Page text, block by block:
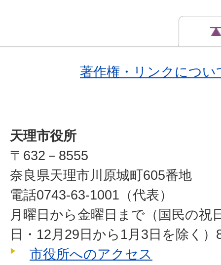
著作権・リンクについ
天理市役所
〒632－8555
奈良県天理市川原城町605番地
電話0743-63-1001（代表）
月曜日から金曜日まで（国民の祝
日・12月29日から1月3日を除く
市役所へのアクセス